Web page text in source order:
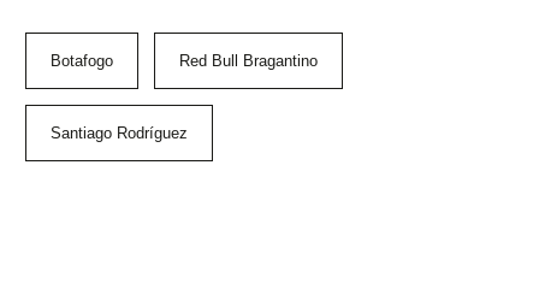
Botafogo Red Bull Bragantino
Santiago Rodríguez